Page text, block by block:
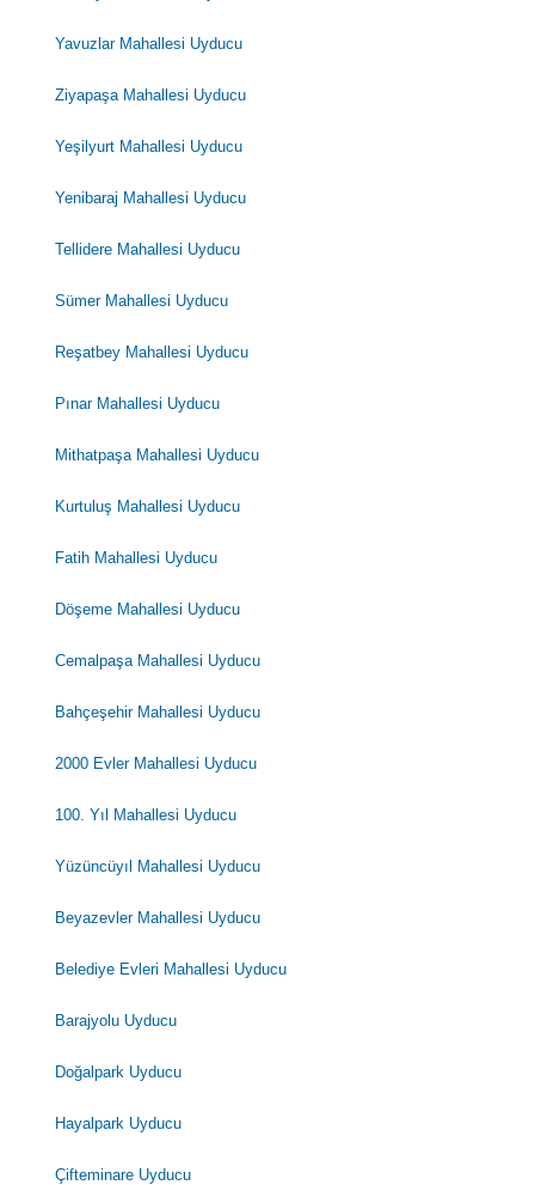
Yavuzlar Mahallesi Uyducu
Ziyapaşa Mahallesi Uyducu
Yeşilyurt Mahallesi Uyducu
Yenibaraj Mahallesi Uyducu
Tellidere Mahallesi Uyducu
Sümer Mahallesi Uyducu
Reşatbey Mahallesi Uyducu
Pınar Mahallesi Uyducu
Mithatpaşa Mahallesi Uyducu
Kurtuluş Mahallesi Uyducu
Fatih Mahallesi Uyducu
Döşeme Mahallesi Uyducu
Cemalpaşa Mahallesi Uyducu
Bahçeşehir Mahallesi Uyducu
2000 Evler Mahallesi Uyducu
100. Yıl Mahallesi Uyducu
Yüzüncüyıl Mahallesi Uyducu
Beyazevler Mahallesi Uyducu
Belediye Evleri Mahallesi Uyducu
Barajyolu Uyducu
Doğalpark Uyducu
Hayalpark Uyducu
Çifteminare Uyducu